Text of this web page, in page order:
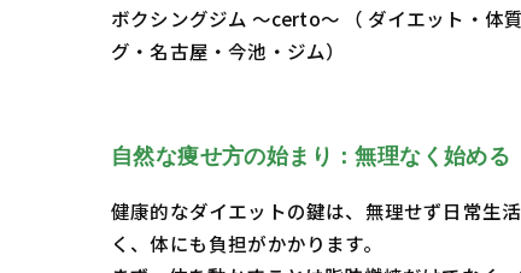
ボクシングジム ～certo～ （ ダイエット・体
グ・名古屋・今池・ジム）
自然な痩せ方の始まり：無理なく始める
健康的なダイエットの鍵は、無理せず日常生
く、体にも負担がかかります。